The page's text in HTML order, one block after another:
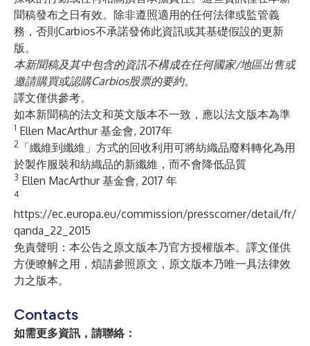
聞稿發布之日有效。除非遵照適用的任何法律或監管義
務，否則Carbios不承諾發佈此資訊或其基礎假設的更新
版。
本新聞稿及其中包含的資訊不構成在任何國家/地區出售或
邀請購買或認購Carbios股票的要約。
譯文僅供參考。
如本新聞稿的法文和英文版本不一致，應以法文版本為準
1 Ellen MacArthur 基金會, 2017年
2
「纖維到纖維」方式的回收利用可將紡織品廢料轉化為用
於製作服裝和紡織品的新纖維，而不會降低品質
3 Ellen MacArthur 基金會, 2017 年
4
https://ec.europa.eu/commission/presscorner/detail/fr/
qanda_22_2015
免責聲明：本公告之原文版本乃官方授權版本。譯文僅供
方便瞭解之用，煩請參照原文，原文版本乃唯一具法律效
力之版本。
Contacts
如需更多資訊，請聯絡：